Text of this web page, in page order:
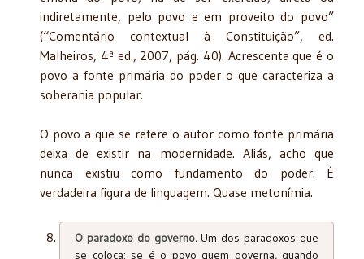
indiretamente, pelo povo e em proveito do povo”
(“Comentário contextual à Constituição”, ed.
Malheiros, 4ª ed., 2007, pág. 40). Acrescenta que é o
povo a fonte primária do poder o que caracteriza a
soberania popular.
O povo a que se refere o autor como fonte primária
deixa de existir na modernidade. Aliás, acho que
nunca existiu como fundamento do poder. É
verdadeira figura de linguagem. Quase metonímia.
O paradoxo do governo.Um dos paradoxos que
se coloca: se é o povo quem governa, quando